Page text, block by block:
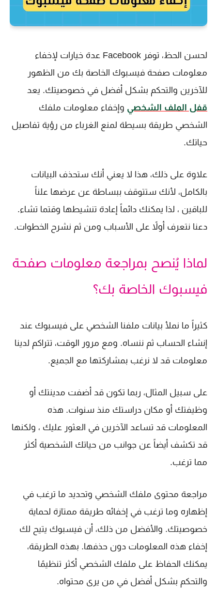
لحسن الحظ، توفر Facebook عدة خيارات لإخفاء
معلومات صفحة فيسبوك الخاصة بك من الظهور
للآخرين والتحكم بشكل أفضل في خصوصيتك. يعد
قفل الملف الشخصي وإخفاء معلومات ملفك
الشخصي طريقة بسيطة لمنع الغرباء من رؤية تفاصيل
حياتك.
علاوة على ذلك، هذا لا يعني أنك ستحذف البيانات
بالكامل، لأنك ستتوقف ببساطة عن عرضها علناً
للباقين ، لذا يمكنك دائماً إعادة تنشيطها وقتما تشاء.
دعنا نتعرف أولاً على الأسباب ومن ثم نشرح الخطوات.
لماذا يُنصح بمراجعة معلومات صفحة
فيسبوك الخاصة بك؟
كثيراً ما نملأ بيانات ملفنا الشخصي على فيسبوك عند
إنشاء الحساب ثم ننساه. ومع مرور الوقت، تتراكم لدينا
معلومات قد لا نرغب بمشاركتها مع الجميع.
على سبيل المثال، ربما تكون قد أضفت مدينتك أو
وظيفتك أو مكان دراستك منذ سنوات. هذه
المعلومات قد تساعد الآخرين في العثور عليك ، ولكنها
قد تكشف أيضاً عن جوانب من حياتك الشخصية أكثر
مما ترغب.
مراجعة محتوى ملفك الشخصي وتحديد ما ترغب في
إظهاره وما ترغب في إخفائه طريقة ممتازة لحماية
خصوصيتك. والأفضل من ذلك، أن فيسبوك يتيح لك
إخفاء هذه المعلومات دون حذفها. بهذه الطريقة،
يمكنك الحفاظ على ملفك الشخصي أكثر تنظيمًا
والتحكم بشكل أفضل في من يرى محتواه.